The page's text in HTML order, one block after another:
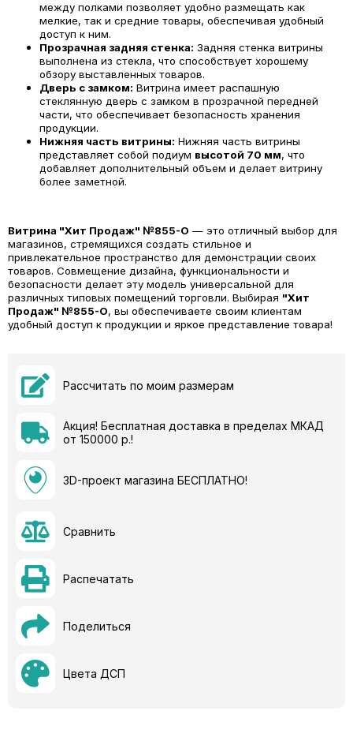
между полками позволяет удобно размещать как
мелкие, так и средние товары, обеспечивая удобный
доступ к ним.
Прозрачная задняя стенка: Задняя стенка витрины
выполнена из стекла, что способствует хорошему
обзору выставленных товаров.
Дверь с замком: Витрина имеет распашную
стеклянную дверь с замком в прозрачной передней
части, что обеспечивает безопасность хранения
продукции.
Нижняя часть витрины: Нижняя часть витрины
представляет собой подиум высотой 70 мм, что
добавляет дополнительный объем и делает витрину
более заметной.
Витрина "Хит Продаж" №855-О — это отличный выбор для
магазинов, стремящихся создать стильное и
привлекательное пространство для демонстрации своих
товаров. Совмещение дизайна, функциональности и
безопасности делает эту модель универсальной для
различных типовых помещений торговли. Выбирая "Хит
Продаж" №855-О, вы обеспечиваете своим клиентам
удобный доступ к продукции и яркое представление товара!
Рассчитать по моим размерам
Акция! Бесплатная доставка в пределах МКАД
от 150000 р.!
3D-проект магазина БЕСПЛАТНО!
Сравнить
Распечатать
Поделиться
Цвета ДСП